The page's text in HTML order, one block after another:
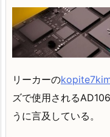
リーカーの
ズで使用される
うに言及している。